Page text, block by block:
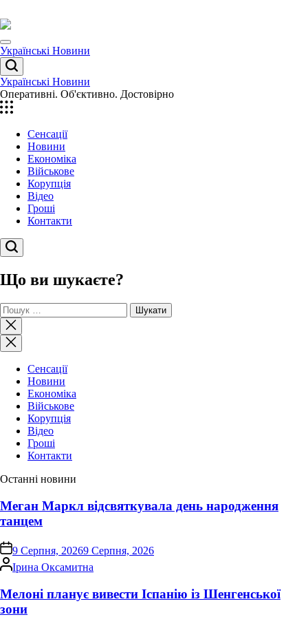
до
вмісту
Menu
Українські Новини
Пошук
Українські Новини
Оперативні. Об'єктивно. Достовірно
Сенсації
Новини
Економіка
Військове
Корупція
Відео
Гроші
Контакти
Пошук
Що ви шукаєте?
Пошук:
Закрити
пошук
Сенсації
Новини
Економіка
Військове
Корупція
Відео
Гроші
Контакти
Останні новини
Меган Маркл відсвяткувала день народження
танцем
on9 Серпня, 20269 Серпня, 2026
Опубліковано
Ірина Оксамитна
Мелоні планує вивести Іспанію із Шенгенської
зони